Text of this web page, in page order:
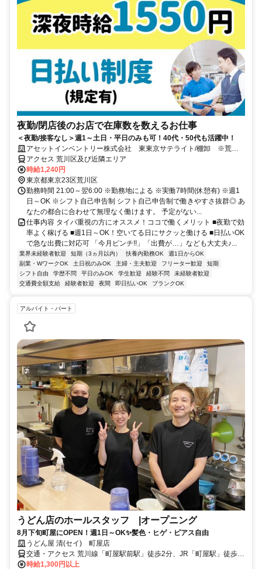
夜勤/閉店後のお店で在庫数を数えるお仕事
＜夜勤/接客なし＞週1～土日・平日のみも可！40代・50代も活躍中！
アセットインベントリー株式会社 東東京サテライト/棚卸 ※荒川
区エリア管轄
アクセス 荒川区及び近隣エリア
時給1,240円
東京都東京23区荒川区
勤務時間 21:00～翌6:00 ※勤務地による ※実働7時間(休憩有) ※週1
日～OK ※シフト自己申告制 シフト自己申告制で働きやすさ抜群◎ あ
なたの都合に合わせて無理なく働けます。 予定がない...
仕事内容 タイパ重視の方にオススメ！ココで働くメリット ■夜勤で効
率よく稼げる ■週1日～OK！空いてる日にサクッと働ける ■日払いOK
で急な出費に対応可 「今月ピンチ!!」「出費が…」なども大丈夫♪...
業界未経験者歓迎 短期（3ヵ月以内） 扶養内勤務OK
週1日からOK
副業・WワークOK
土日祝のみOK 主婦・主夫歓迎 フリーター歓迎
短期
シフト自由
学歴不問 平日のみOK 学生歓迎 経験不問
未経験者歓迎
交通費全額支給
経験者歓迎 夜間 即日払いOK ブランクOK
アルバイト・パート
うどん店のホールスタッフ |オープニング
8月下旬町屋にOPEN！週1日～OK✨髪色・ヒゲ・ピアス自由
うどん屋 清(セイ) 町屋店
交通・アクセス 荒川線「町屋駅前駅」徒歩2分、JR「町屋駅」徒歩1
分、京成「町屋駅」徒歩3分
時給1,300円以上